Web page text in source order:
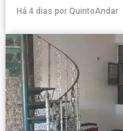
Há 4 dias por QuintoAndar